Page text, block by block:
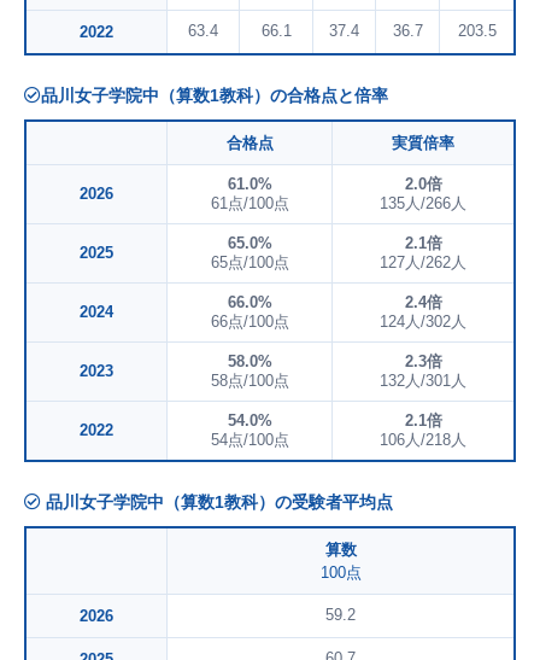
2022 63.4 66.1 37.4 36.7 203.5
品川女子学院中（算数1教科）の合格点と倍率
合格点 実質倍率
2026
61.0%
61点/100点
2.0倍
135人/266人
2025
65.0%
65点/100点
2.1倍
127人/262人
2024
66.0%
66点/100点
2.4倍
124人/302人
2023
58.0%
58点/100点
2.3倍
132人/301人
2022
54.0%
54点/100点
2.1倍
106人/218人
品川女子学院中（算数1教科）の受験者平均点
算数
100点
2026 59.2